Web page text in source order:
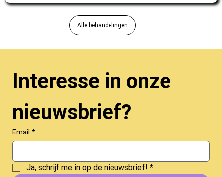
Alle behandelingen
Interesse in onze
nieuwsbrief?
Email *
Ja, schrijf me in op de nieuwsbrief! *